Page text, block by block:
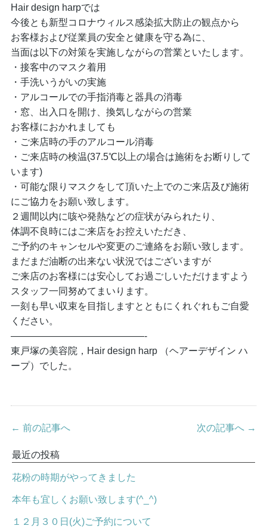
Hair design harpでは
今後とも新型コロナウィルス感染拡大防止の観点から
お客様および従業員の安全と健康を守る為に、
当面は以下の対策を実施しながらの営業といたします。
・接客中のマスク着用
・手洗いうがいの実施
・アルコールでの手指消毒と器具の消毒
・窓、出入口を開け、換気しながらの営業
お客様におかれましても
・ご来店時の手のアルコール消毒
・ご来店時の検温(37.5℃以上の場合は施術をお断りして
います)
・可能な限りマスクをして頂いた上でのご来店及び施術
にご協力をお願い致します。
２週間以内に咳や発熱などの症状がみられたり、
体調不良時にはご来店をお控えいただき、
ご予約のキャンセルや変更のご連絡をお願い致します。
まだまだ油断の出来ない状況ではございますが
ご来店のお客様には安心してお過ごしいただけますよう
スタッフ一同努めてまいります。
一刻も早い収束を目指しますとともにくれぐれもご自愛
ください。
——————————————-
東戸塚の美容院，Hair design harp （ヘアーデザイン ハ
ープ）でした。
← 前の記事へ 次の記事へ →
最近の投稿
花粉の時期がやってきました
本年も宜しくお願い致します(^_^)
１２月３０日(火)ご予約について